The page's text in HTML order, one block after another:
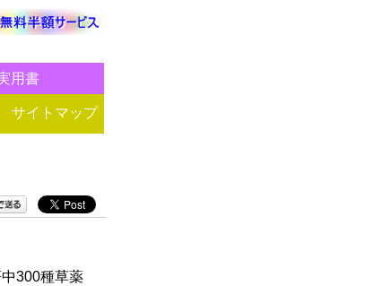
用書
サイトマップ
300種草薬